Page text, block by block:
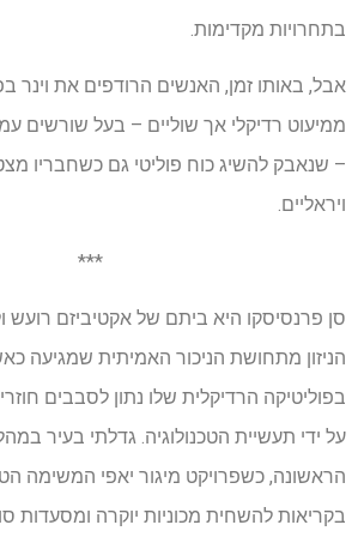
בתחרויות מקדימות.
אבל, באותו זמן, האנשים הרודפים את וינר
ממיעוט רדיקלי אך שוליים – בעל שורשים
– שנאבק להשיג כוח פוליטי גם כשחבריו
ויראליים.
***
סן פרנסיסקו היא ביתם של אקטיביזם רועש
הניזון מתחושת הניכור האמיתית שמגיעה
בפוליטיקה הרדיקלית שלו נתון לסבבים
על ידי תעשיית הטכנולוגיה. גדלתי בעיר
הראשונה, כשפרויקט מיגור יאפי המשימה
בקריאות להשחית מכוניות יוקרה ומסעדות